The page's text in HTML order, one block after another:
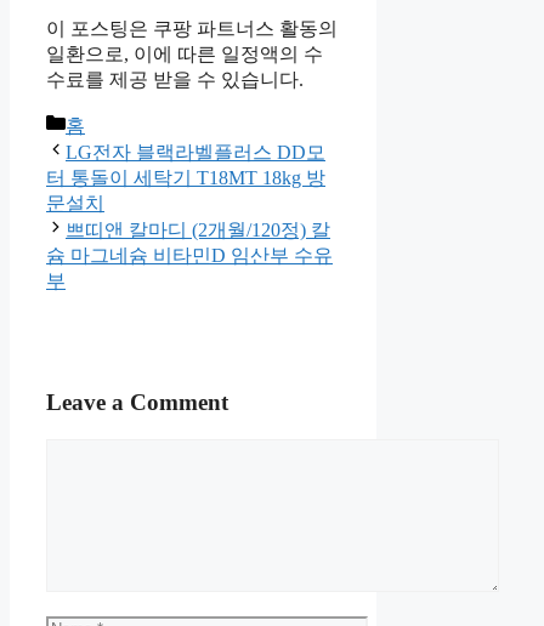
아쿠아퍼 베이비 힐링 오인트먼
2개
이 포스팅은 쿠팡 파트너스 활동의
일환으로, 이에 따른 일정액의 수
수료를 제공 받을 수 있습니다.
Categories
쁘띠앤 칼마디 (2개월/120정) 칼
Comment